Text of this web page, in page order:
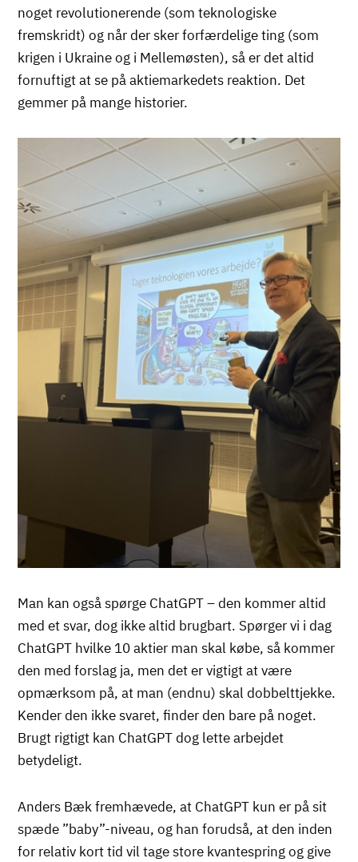
noget revolutionerende (som teknologiske
fremskridt) og når der sker forfærdelige ting (som
krigen i Ukraine og i Mellemøsten), så er det altid
fornuftigt at se på aktiemarkedets reaktion. Det
gemmer på mange historier.
Man kan også spørge ChatGPT – den kommer altid
med et svar, dog ikke altid brugbart. Spørger vi i dag
ChatGPT hvilke 10 aktier man skal købe, så kommer
den med forslag ja, men det er vigtigt at være
opmærksom på, at man (endnu) skal dobbelttjekke.
Kender den ikke svaret, finder den bare på noget.
Brugt rigtigt kan ChatGPT dog lette arbejdet
betydeligt.
Anders Bæk fremhævede, at ChatGPT kun er på sit
spæde ”baby”-niveau, og han forudså, at den inden
for relativ kort tid vil tage store kvantespring og give